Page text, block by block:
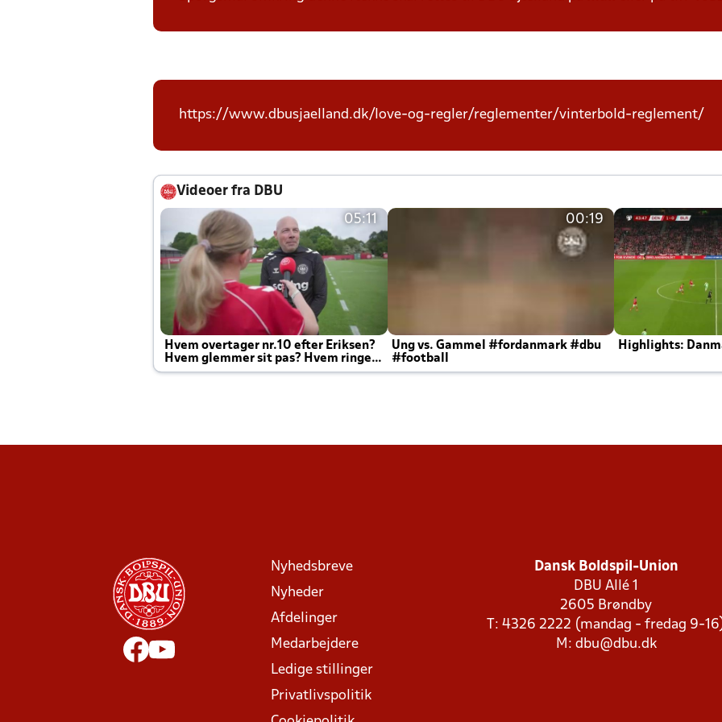
https://www.dbusjaelland.dk/love-og-regler/reglementer/vinterbold-reglement/
Videoer fra DBU
05:11
Hvem overtager nr.10 efter Eriksen?
Hvem glemmer sit pas? Hvem ringer
Joachim altid til efter kampe?
00:19
Ung vs. Gammel #fordanmark #dbu
#football
Highlights:
Nyhedsbreve
Nyheder
Afdelinger
Medarbejdere
Ledige stillinger
Privatlivspolitik
Dansk Boldspil-Union
DBU Allé 1
2605 Brøndby
T: 4326 2222 (mandag - fredag 9-
M: dbu@dbu.dk